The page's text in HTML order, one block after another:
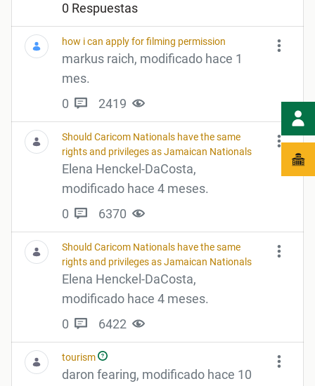
0 Respuestas
how i can apply for filming permission
markus raich, modificado hace 1
mes.
0
2419
Should Caricom Nationals have the same
rights and privileges as Jamaican Nationals
Elena Henckel-DaCosta,
modificado hace 4 meses.
0
6370
Should Caricom Nationals have the same
rights and privileges as Jamaican Nationals
Elena Henckel-DaCosta,
modificado hace 4 meses.
0
6422
tourism
daron fearing, modificado hace 10